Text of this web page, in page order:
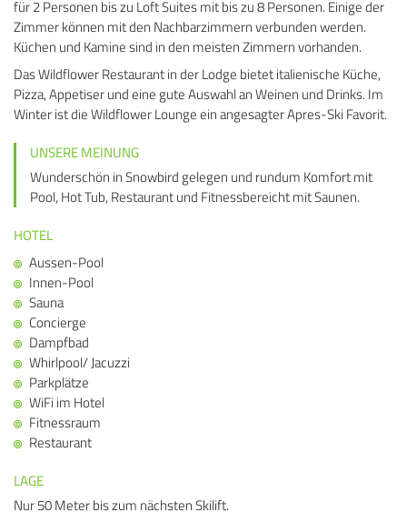
für 2 Personen bis zu Loft Suites mit bis zu 8 Personen. Einige der
Zimmer können mit den Nachbarzimmern verbunden werden.
Küchen und Kamine sind in den meisten Zimmern vorhanden.
Das Wildflower Restaurant in der Lodge bietet italienische Küche,
Pizza, Appetiser und eine gute Auswahl an Weinen und Drinks. Im
Winter ist die Wildflower Lounge ein angesagter Apres-Ski Favorit.
UNSERE MEINUNG
Wunderschön in Snowbird gelegen und rundum Komfort mit
Pool, Hot Tub, Restaurant und Fitnessbereicht mit Saunen.
HOTEL
Aussen-Pool
Innen-Pool
Sauna
Concierge
Dampfbad
Whirlpool/ Jacuzzi
Parkplätze
WiFi im Hotel
Fitnessraum
Restaurant
LAGE
Nur 50 Meter bis zum nächsten Skilift.